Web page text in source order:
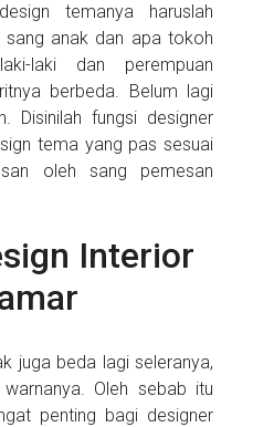
temanya haruslah
sang anak dan apa tokoh
laki dan perempuan
berbeda. Belum lagi
Disinilah fungsi designer
tema yang pas sesuai
oleh sang pemesan
juga beda lagi seleranya,
Oleh sebab itu
penting bagi designer